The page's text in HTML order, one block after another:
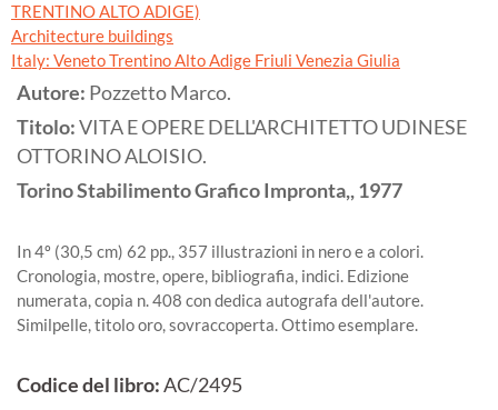
TRENTINO ALTO ADIGE)
Architecture buildings
Italy: Veneto Trentino Alto Adige Friuli Venezia Giulia
Autore: Pozzetto Marco.
Titolo:VITA E OPERE DELL'ARCHITETTO UDINESE
OTTORINO ALOISIO.
TorinoStabilimento Grafico Impronta,,1977
In 4º (30,5 cm) 62 pp., 357 illustrazioni in nero e a colori.
Cronologia, mostre, opere, bibliografia, indici. Edizione
numerata, copia n. 408 con dedica autografa dell'autore.
Similpelle, titolo oro, sovraccoperta. Ottimo esemplare.
Codice del libro:AC/2495